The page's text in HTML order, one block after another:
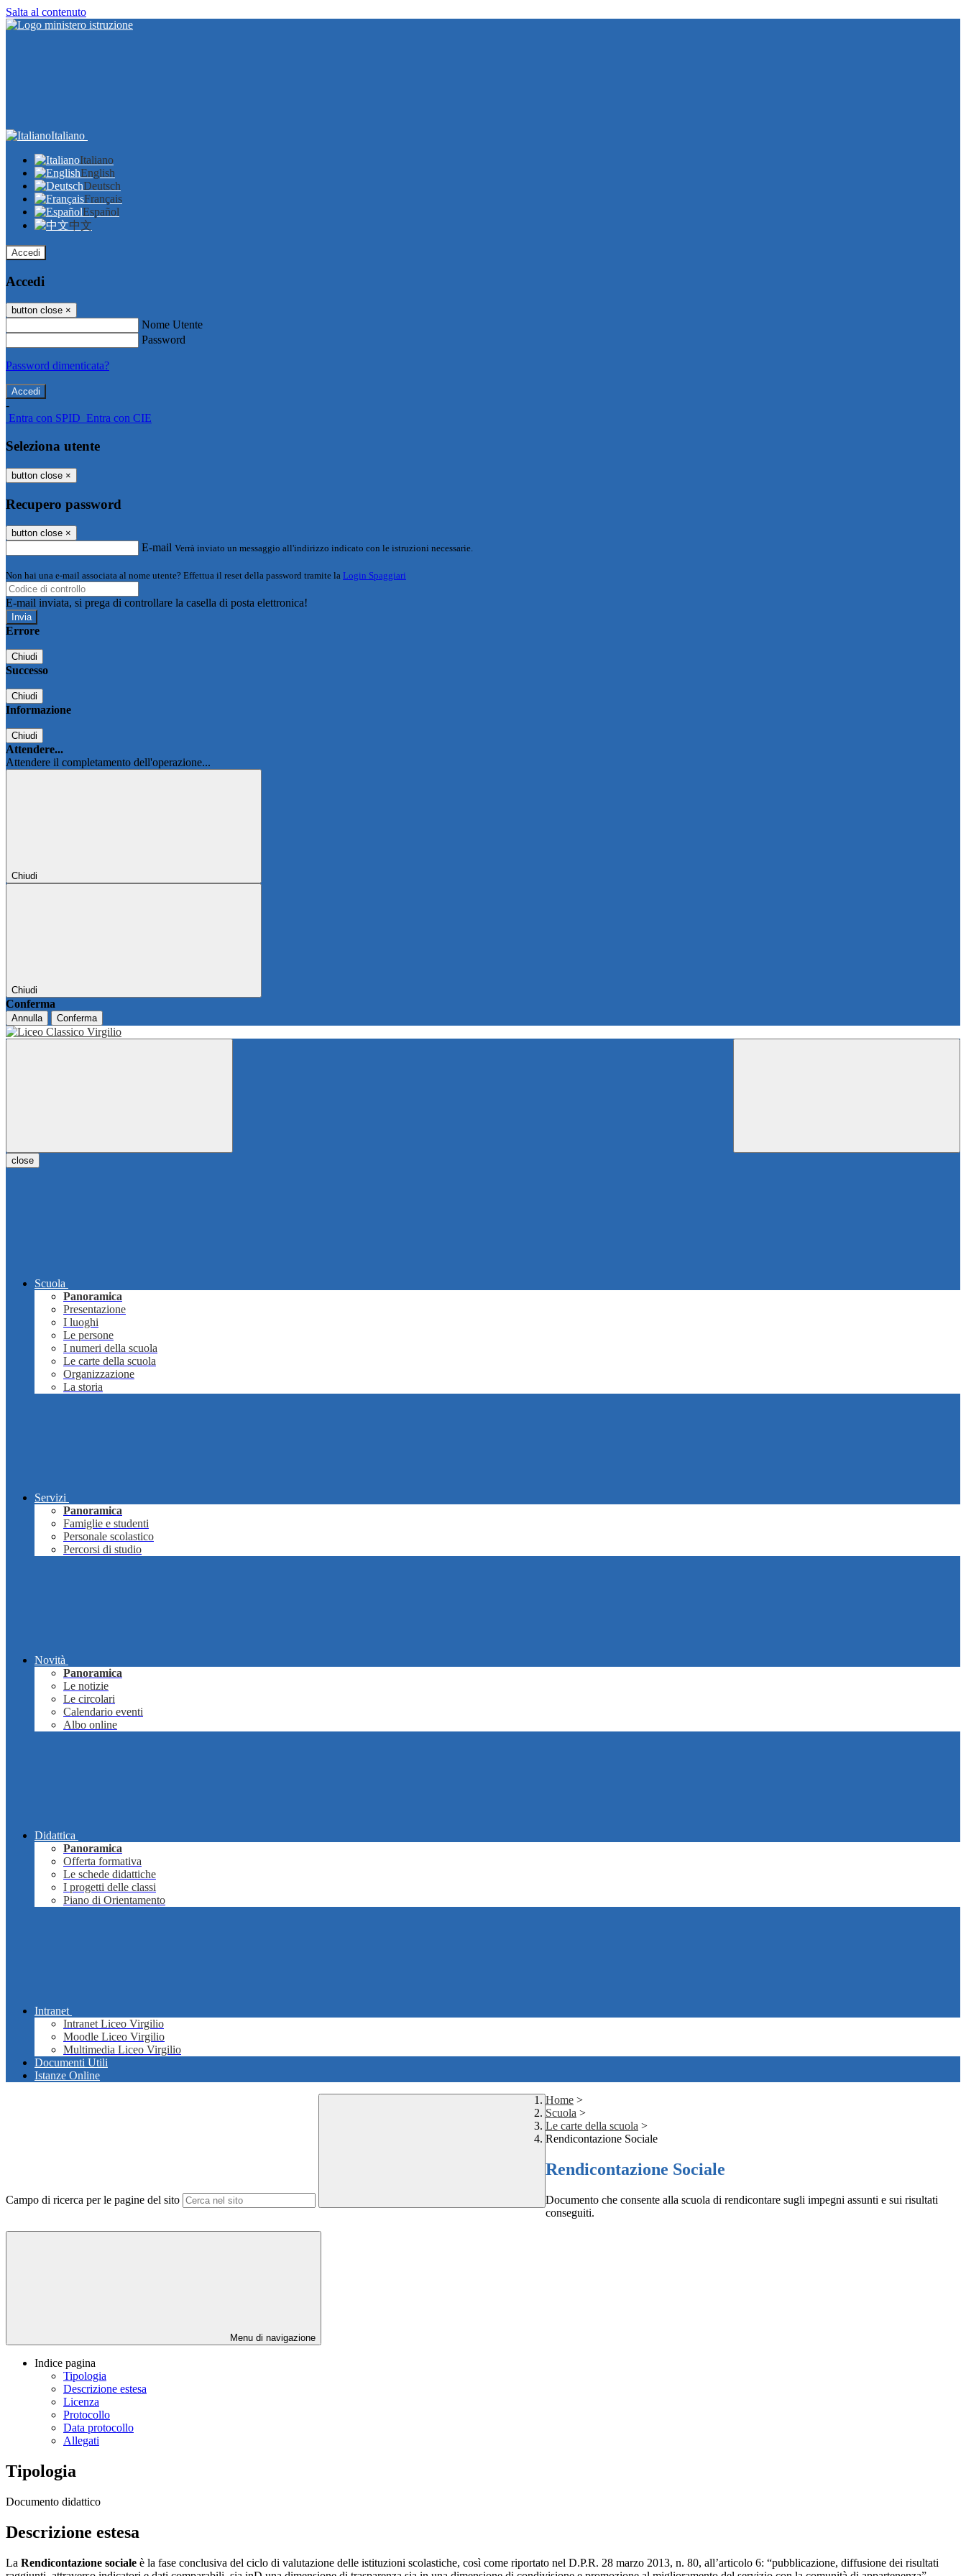
Salta al contenuto
Italiano
Italiano
English
Deutsch
Français
Español
中文
Accedi
Accedi
button close ×
Nome Utente
Password
Password dimenticata?
-
Entra con SPID Entra con CIE
Seleziona utente
button close ×
Recupero password
button close ×
E-mail Verrà inviato un messaggio all'indirizzo indicato con le istruzioni necessarie.
Non hai una e-mail associata al nome utente? Effettua il reset della password tramite la Login Spaggiari
E-mail inviata, si prega di controllare la casella di posta elettronica!
Errore
Chiudi
Successo
Chiudi
Informazione
Chiudi
Attendere...
Attendere il completamento dell'operazione...
Chiudi
Chiudi
Conferma
Annulla Conferma
close
Scuola
Panoramica
Presentazione
I luoghi
Le persone
I numeri della scuola
Le carte della scuola
Organizzazione
La storia
Servizi
Panoramica
Famiglie e studenti
Personale scolastico
Percorsi di studio
Novità
Panoramica
Le notizie
Le circolari
Calendario eventi
Albo online
Didattica
Panoramica
Offerta formativa
Le schede didattiche
I progetti delle classi
Piano di Orientamento
Intranet
Intranet Liceo Virgilio
Moodle Liceo Virgilio
Multimedia Liceo Virgilio
Documenti Utili
Istanze Online
Campo di ricerca per le pagine del sito
Home >
Scuola >
Le carte della scuola >
Rendicontazione Sociale
Rendicontazione Sociale
Documento che consente alla scuola di rendicontare sugli impegni assunti e sui risultati
conseguiti.
Menu di navigazione
Indice pagina
Tipologia
Descrizione estesa
Licenza
Protocollo
Data protocollo
Allegati
Tipologia
Documento didattico
Descrizione estesa
La Rendicontazione sociale è la fase conclusiva del ciclo di valutazione delle istituzioni scolastiche, così come riportato nel D.P.R. 28 marzo 2013, n. 80, all’articolo 6: “pubblicazione, diffusione dei risultati